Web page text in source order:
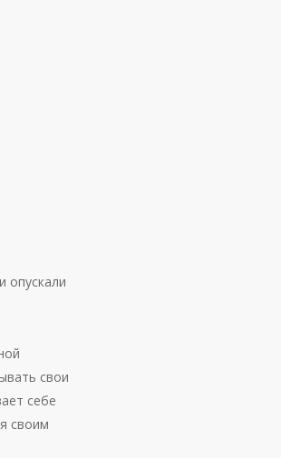
опускали
свои
себе
своим